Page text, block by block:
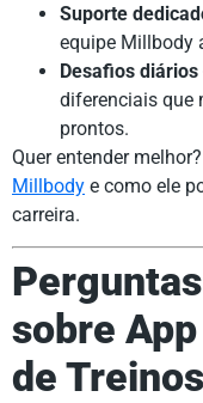
Suporte
equipe Millbody
Desafios
diferenciais que
prontos.
Quer entender melhor?
Millbody e como ele
carreira.
sobre
de Treinos